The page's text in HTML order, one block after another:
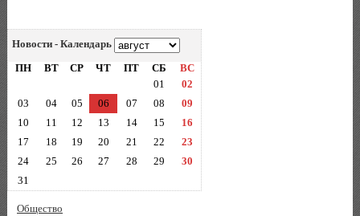
Новости - Календарь
ПН
ВТ СР ЧТ ПТ СБ
ВС
01
02
03
04 05 06 07 08
09
10
11 12 13 14 15
16
17
18 19 20 21 22
23
24
25 26 27 28 29
30
31
Общество